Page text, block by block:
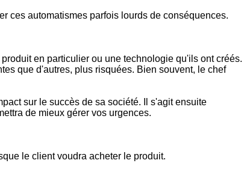
ces automatismes parfois lourds de conséquences.
en particulier ou une technologie qu'ils ont créés.
que d'autres, plus risquées. Bien souvent, le chef
sur le succès de sa société. Il s'agit ensuite
de mieux gérer vos urgences.
le client voudra acheter le produit.